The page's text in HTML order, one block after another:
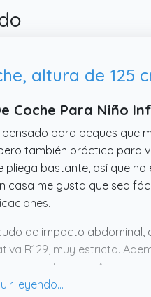
altura de 125
Coche Para Niño
para peques que
también práctico para
pliega bastante, así que
casa me gusta que sea
de impacto
R129, muy estricta.
cinturones. Aunque no
algo seguro pero sin